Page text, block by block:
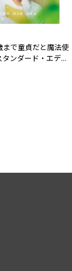
まで童貞だと魔法使
ンダード・エディ